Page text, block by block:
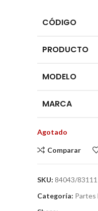
CÓDIGO
PRODUCTO
MODELO
MARCA
Agotado
Comparar
SKU: 84043/83111
Categoría: Partes